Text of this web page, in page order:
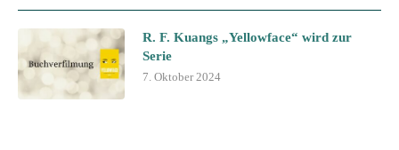
R. F. Kuangs „Yellowface“ wird zur
Serie
7. Oktober 2024